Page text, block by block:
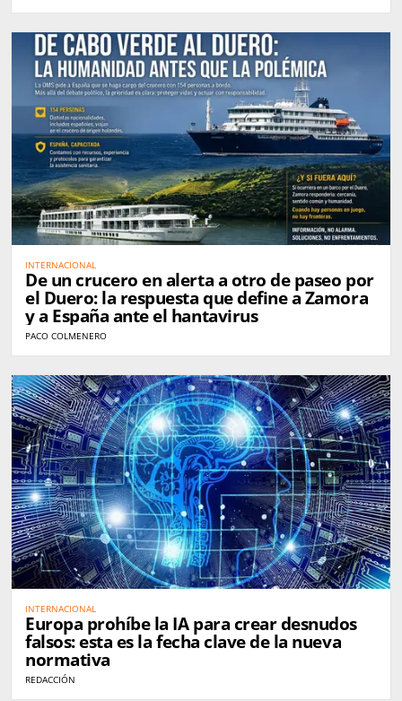
INTERNACIONAL
De un crucero en alerta a otro de paseo por
el Duero: la respuesta que define a Zamora
y a España ante el hantavirus
PACO COLMENERO
INTERNACIONAL
Europa prohíbe la IA para crear desnudos
falsos: esta es la fecha clave de la nueva
normativa
REDACCIÓN